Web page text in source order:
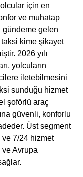
için en
ve muhatap
gündeme gelen
taksi kime şikayet
2026 yılı
yolcuların
iletebilmesini
sunduğu hizmet
şoförlü araç
güvenli, konforlu
Üst segment
7/24 hizmet
ve Avrupa